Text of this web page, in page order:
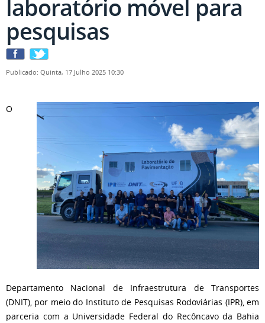
laboratório móvel para
pesquisas
Publicado: Quinta, 17 Julho 2025 10:30
O
Departamento Nacional de Infraestrutura de Transportes
(DNIT), por meio do Instituto de Pesquisas Rodoviárias (IPR), em
parceria com a Universidade Federal do Recôncavo da Bahia